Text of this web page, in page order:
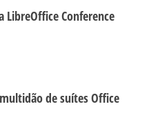
LibreOffice Conference
de suítes Office